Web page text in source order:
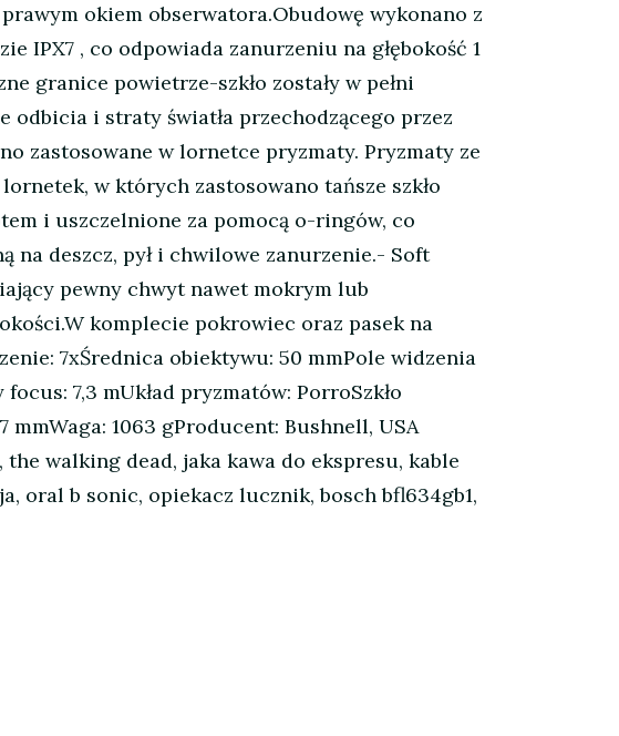
okiem obserwatora.Obudowę wykonano z
IPX7 , co odpowiada zanurzeniu na głębokość 1
granice powietrze-szkło zostały w pełni
i straty światła przechodzącego przez
zastosowane w lornetce pryzmaty. Pryzmaty ze
w których zastosowano tańsze szkło
i uszczelnione za pomocą o-ringów, co
deszcz, pył i chwilowe zanurzenie.- Soft
pewny chwyt nawet mokrym lub
komplecie pokrowiec oraz pasek na
7xŚrednica obiektywu: 50 mmPole widzenia
7,3 mUkład pryzmatów: PorroSzkło
mmWaga: 1063 gProducent: Bushnell, USA
walking dead, jaka kawa do ekspresu, kable
oral b sonic, opiekacz lucznik, bosch bfl634gb1,